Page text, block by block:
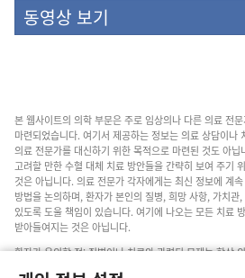
동영상 보기
본 웹사이트의 의학 부문은 주로 임상의나 다른 의료 전
마련되었습니다. 여기서 제공하는 정보는 의료 상담이나
의료 전문가를 대신하기 위한 목적으로 마련된 것도 아
고려할 만한 수혈 대체 치료 방안들을 간략히 보여 주기
것은 아닙니다. 의료 전문가 각자에게는 최신 정보에 계
방법을 논의하며, 환자가 본인의 질병, 희망 사항, 가치
있도록 도울 책임이 있습니다. 여기에 나오는 모든 치료
받아들여지는 것은 아닙니다.
환자가 유의할 점: 질병이나 치료와 관련된 문제는 항상